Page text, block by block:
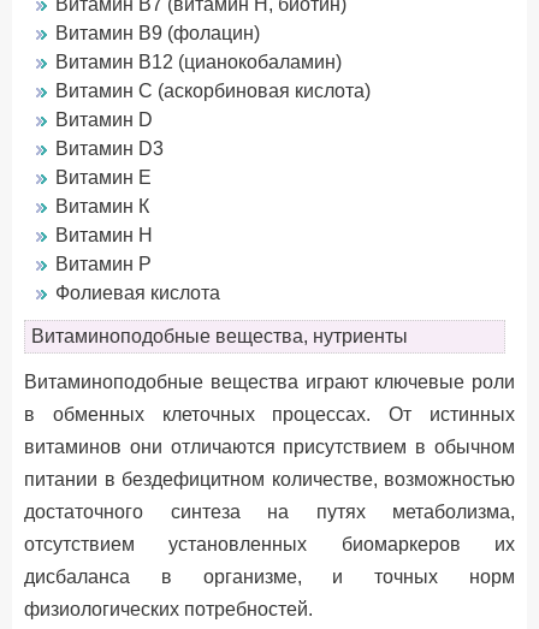
Витамин B7 (витамин Н, биотин)
Витамин B9 (фолацин)
Витамин B12 (цианокобаламин)
Витамин С (аскорбиновая кислота)
Витамин D
Витамин D3
Витамин Е
Витамин К
Витамин H
Витамин P
Фолиевая кислота
Витаминоподобные вещества, нутриенты
Витаминоподобные вещества играют ключевые роли
в обменных клеточных процессах. От истинных
витаминов они отличаются присутствием в обычном
питании в бездефицитном количестве, возможностью
достаточного синтеза на путях метаболизма,
отсутствием установленных биомаркеров их
дисбаланса в организме, и точных норм
физиологических потребностей.